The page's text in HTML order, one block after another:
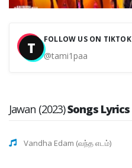
T FOLLOW US ON TIKTOK
@tami1paa
Jawan (2023)Songs Lyrics
Vandha Edam (வந்த எடம்)